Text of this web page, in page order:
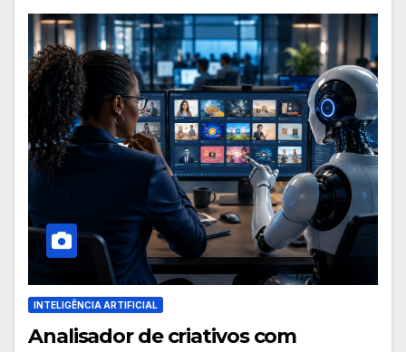
INTELIGÊNCIA ARTIFICIAL
Analisador de criativos com